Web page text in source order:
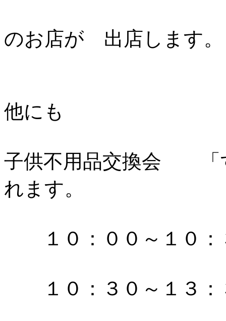
のお店が 出店します。
他にも
子供不用品交換会 「
れます。
１０：００～１０
１０：３０～１３：